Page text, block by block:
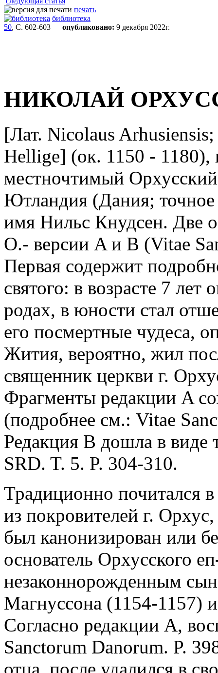
печать
библиотека
50, С. 602-603 опубликовано: 9 декабря 2022г.
НИКОЛАЙ
[Лат. Nicolaus
Hellige] (ок. 1150 - 1180),
местночтимый
Ютландия (Дания;
имя Нильс Кнудсен. Две
О.- версии A и B (Vitae
Первая содержит
святого: в возрасте 7
родах, в юности стал
его посмертные чудеса,
Жития, вероятно, жил
священник церкви г.
Фрагменты редакции A
(подробнее см.: Vitae
Редакция B дошла в виде
SRD. T. 5. P. 304-310.
Традиционно почитался
из покровителей г.
был канонизирован или
основатель Орхусского
незаконнорожденным
Магнуссона (1154-1157)
Согласно редакции A,
Sanctorum Danorum. P.
отца, после удалился в